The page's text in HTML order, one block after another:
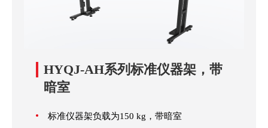
HYQJ-AH系列标准仪器架，带
暗室
标准仪器架负载为150 kg，带暗室